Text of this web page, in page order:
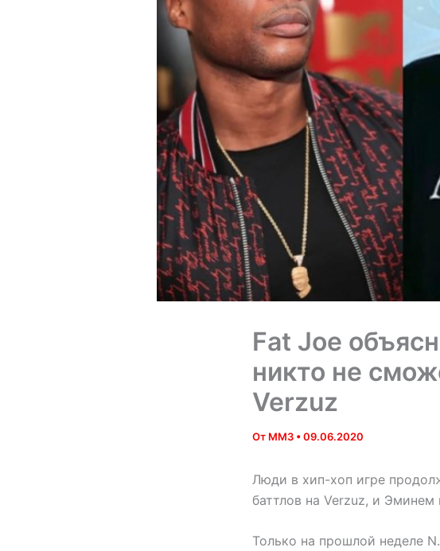
Fat Joe
никто не
Verzuz
От MM3 •09.06.2020
Люди в хип-хоп игре
баттлов на Verzuz, и Эминем
Только на прошлой неделе